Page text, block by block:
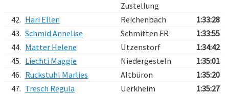
Zustellung
42. Hari Ellen Reichenbach
1:33:28
43. Schmid Annelise Schmitten FR
1:33:55
44. Matter Helene Utzenstorf
1:34:42
45. Liechti Maggie Niedergesteln
1:35:01
46. Ruckstuhl Marlies Altbüron
1:35:20
47. Tresch Regula Uerkheim
1:35:27